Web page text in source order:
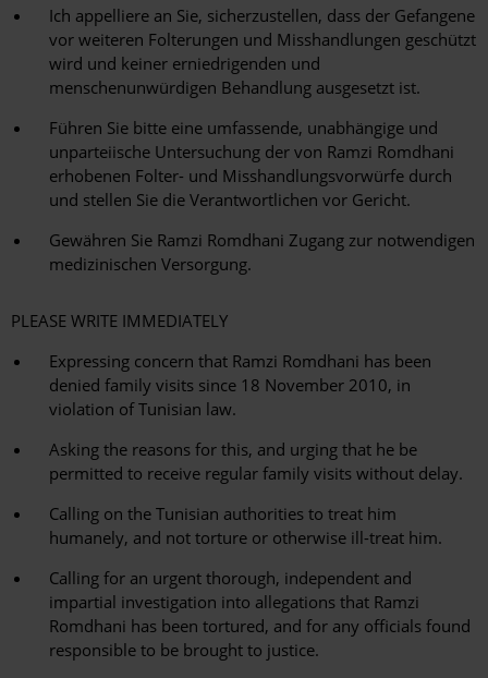
Ich appelliere an Sie, sicherzustellen, dass der Gefangene
vor weiteren Folterungen und Misshandlungen geschützt
wird und keiner erniedrigenden und
menschenunwürdigen Behandlung ausgesetzt ist.
Führen Sie bitte eine umfassende, unabhängige und
unparteiische Untersuchung der von Ramzi Romdhani
erhobenen Folter- und Misshandlungsvorwürfe durch
und stellen Sie die Verantwortlichen vor Gericht.
Gewähren Sie Ramzi Romdhani Zugang zur notwendigen
medizinischen Versorgung.
PLEASE WRITE IMMEDIATELY
Expressing concern that Ramzi Romdhani has been
denied family visits since 18 November 2010, in
violation of Tunisian law.
Asking the reasons for this, and urging that he be
permitted to receive regular family visits without delay.
Calling on the Tunisian authorities to treat him
humanely, and not torture or otherwise ill-treat him.
Calling for an urgent thorough, independent and
impartial investigation into allegations that Ramzi
Romdhani has been tortured, and for any officials found
responsible to be brought to justice.